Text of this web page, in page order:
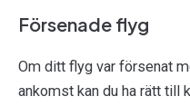
Försenade flyg
Om ditt flyg var försenat
ankomst kan du ha rätt till